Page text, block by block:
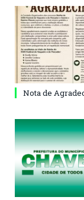
Nota de